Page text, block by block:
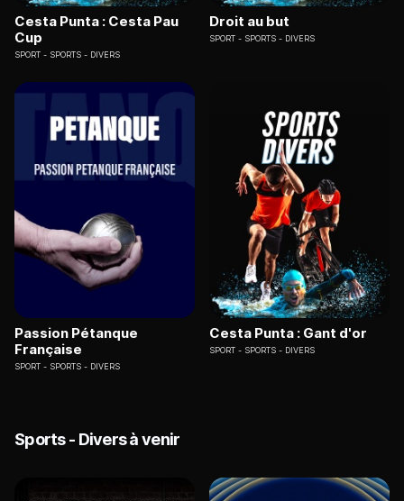
Cesta Punta : Cesta Pau
Cup
SPORT SPORTS - DIVERS
Droit au but
SPORT SPORTS - DIVERS
Passion Pétanque
Française
SPORT SPORTS - DIVERS
Cesta Punta : Gant d'or
SPORT SPORTS - DIVERS
Sports - Divers à venir